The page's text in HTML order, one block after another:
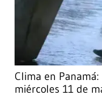
Clima en
miércoles 11 de